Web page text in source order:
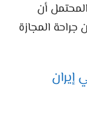
أن
المجازة
إيران